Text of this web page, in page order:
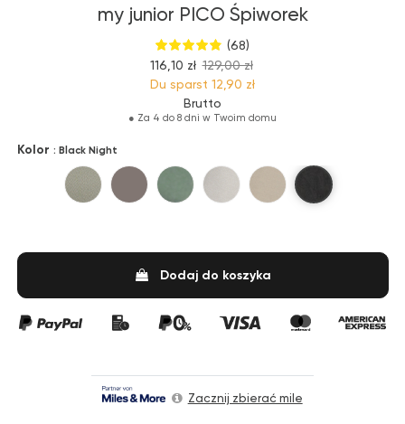
my junior PICO Śpiworek
(68)
116,10 zł 129,00 zł
Du sparst 12,90 zł
Brutto
● Za 4 do 8 dni w Twoim domu
Kolor : Black Night
Pistacchio Green
Hazel Sage GreenStone GreyChai LatteBlack Night
Dodaj do koszyka
Zacznij zbierać mile